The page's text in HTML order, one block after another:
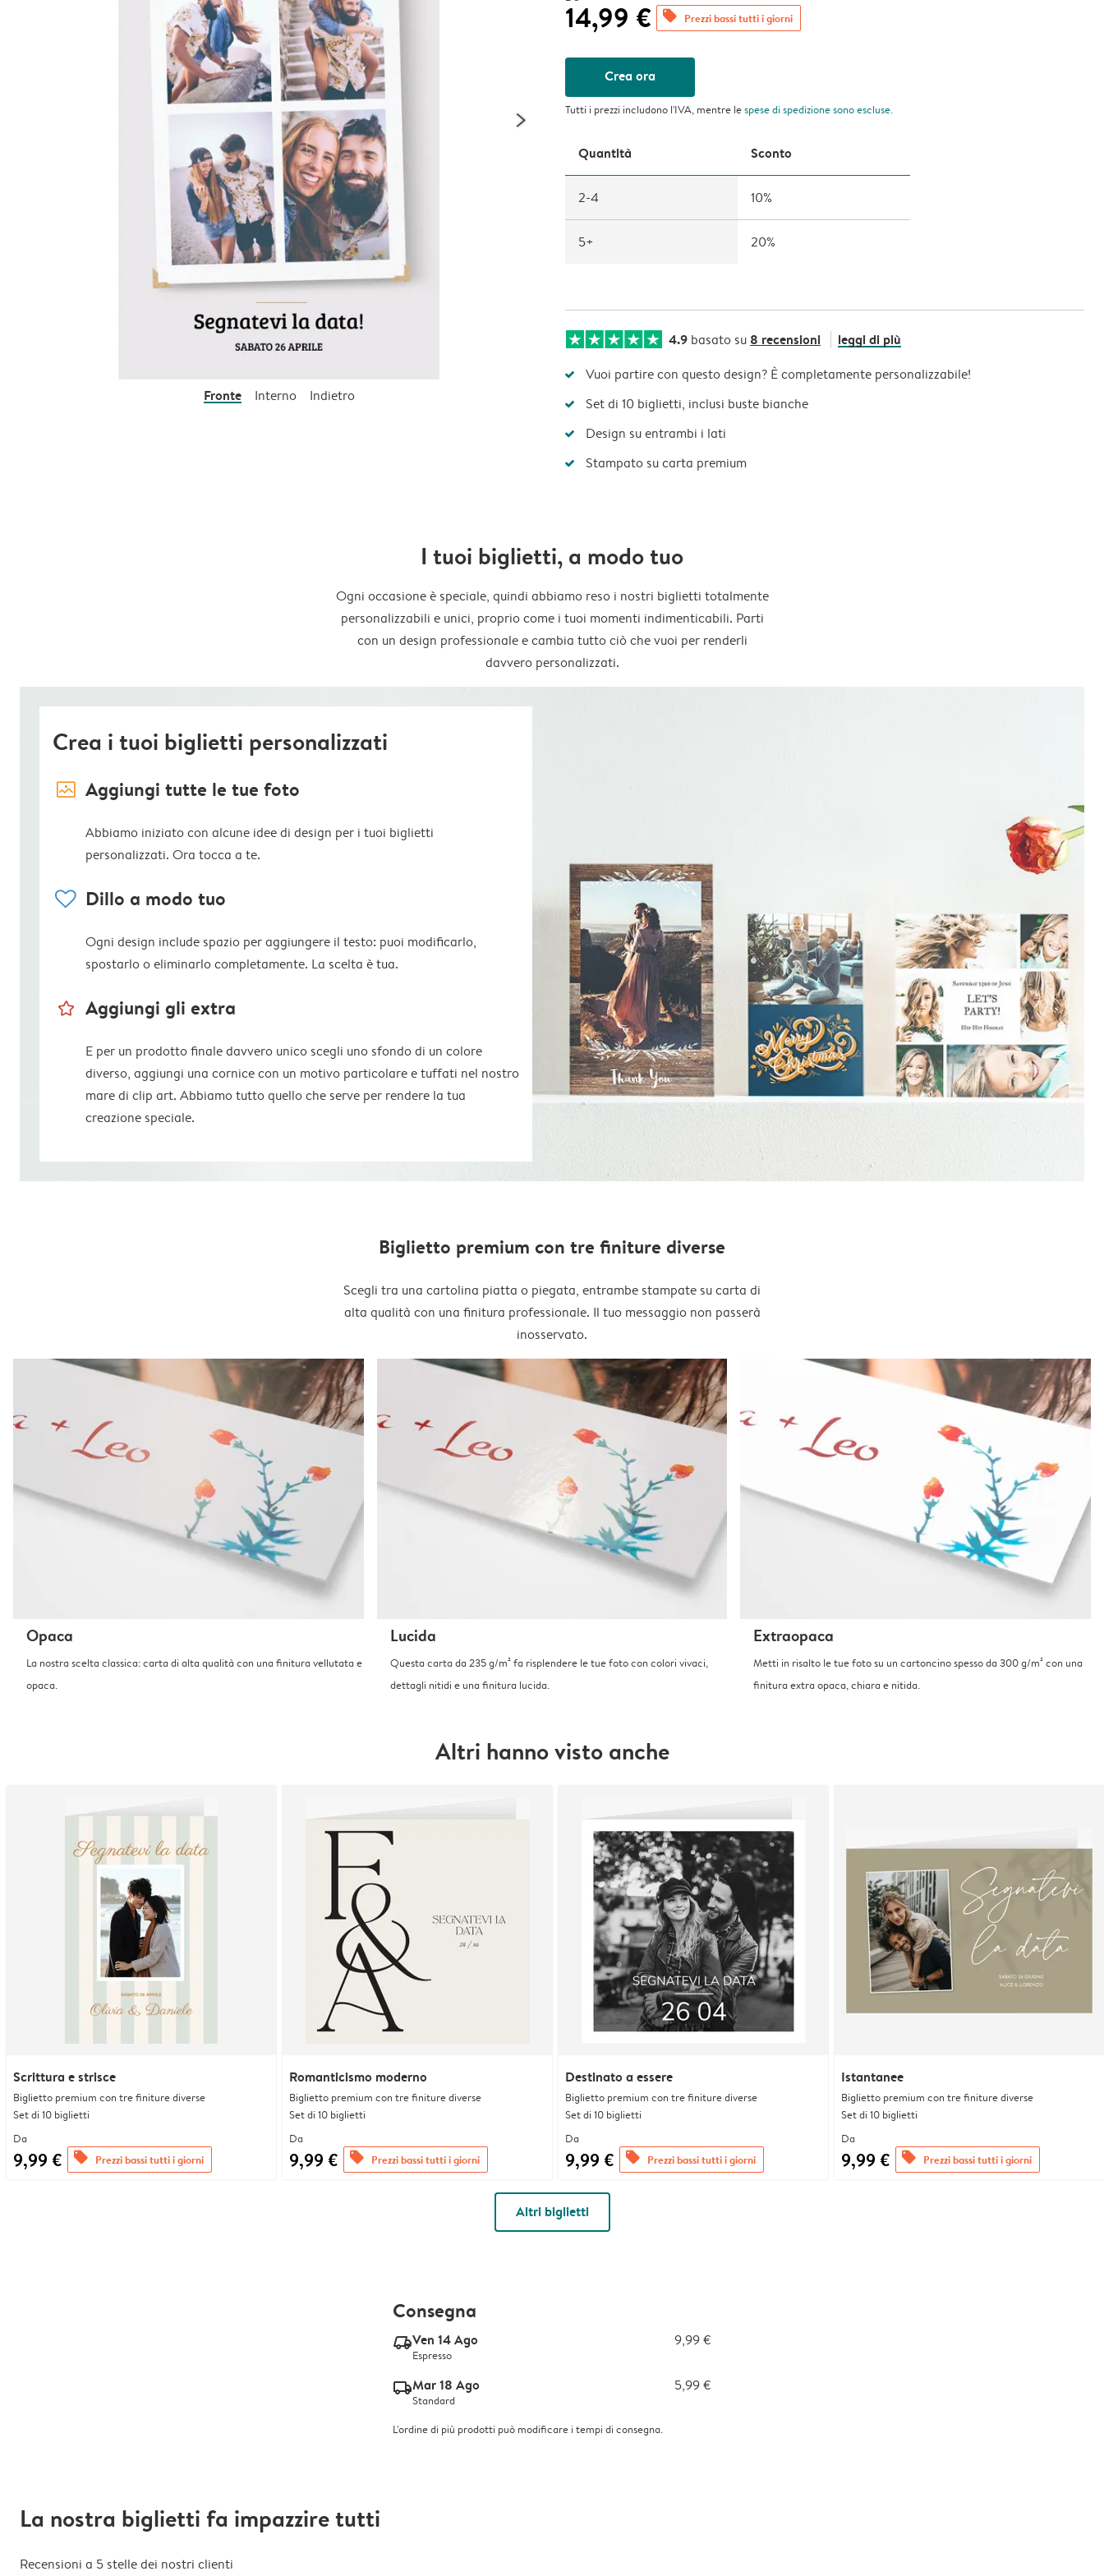
Fronte Interno Indietro
14,99 € offers Prezzi bassi tutti i giorni
Crea ora
Tutti i prezzi includono l'IVA, mentre lespese di spedizionesono escluse.
Quantità Sconto
2-4 10%
5+ 20%
4.9 basato su 8 recensioni leggi di più
Vuoi partire con questo design? È completamente personalizzabile!
Set di 10 biglietti, inclusi buste bianche
Design su entrambi i lati
Stampato su carta premium
I tuoi biglietti, a modo tuo
Ogni occasione è speciale, quindi abbiamo reso i nostri biglietti totalmente
personalizzabili e unici, proprio come i tuoi momenti indimenticabili. Parti
con un design professionale e cambia tutto ciò che vuoi per renderli
davvero personalizzati.
Crea i tuoi biglietti personalizzati
image_placeholder Aggiungi tutte le tue foto
Abbiamo iniziato con alcune idee di design per i tuoi biglietti
personalizzati. Ora tocca a te.
heart Dillo a modo tuo
Ogni design include spazio per aggiungere il testo: puoi modificarlo,
spostarlo o eliminarlo completamente. La scelta è tua.
star_outline Aggiungi gli extra
E per un prodotto finale davvero unico scegli uno sfondo di un colore
diverso, aggiungi una cornice con un motivo particolare e tuffati nel nostro
mare di clip art. Abbiamo tutto quello che serve per rendere la tua
creazione speciale.
Biglietto premium con tre finiture diverse
Scegli tra una cartolina piatta o piegata, entrambe stampate su carta di
alta qualità con una finitura professionale. Il tuo messaggio non passerà
inosservato.
Opaca
La nostra scelta classica: carta di alta qualità con una finitura vellutata e
opaca.
Lucida
Questa carta da 235 g/m² fa risplendere le tue foto con colori vivaci,
dettagli nitidi e una finitura lucida.
Extraopaca
Metti in risalto le tue foto su un cartoncino spesso da 300 g/m² con una
finitura extra opaca, chiara e nitida.
Altri hanno visto anche
Scrittura e strisce
Biglietto premium con tre finiture diverse
Set di 10 biglietti
Da
9,99 € offers Prezzi bassi tutti i giorni
Romanticismo moderno
Biglietto premium con tre finiture diverse
Set di 10 biglietti
Da
9,99 € offers Prezzi bassi tutti i giorni
Destinato a essere
Biglietto premium con tre finiture diverse
Set di 10 biglietti
Da
9,99 € offers Prezzi bassi tutti i giorni
Istantanee
Biglietto premium con tre finiture diverse
Set di 10 biglietti
Da
9,99 € offers Prezzi bassi tutti i giorni
Altri biglietti
Consegna
delivery_express_v2Ven 14 Ago 9,99 €
Espresso
delivery_standard_v2Mar 18 Ago 5,99 €
Standard
L'ordine di più prodotti può modificare i tempi di consegna.
La nostra biglietti fa impazzire tutti
Recensioni a 5 stelle dei nostri clienti